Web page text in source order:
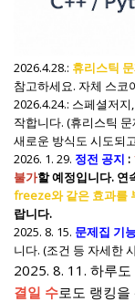
2026.4.28.: 휴리스틱
참고하세요. 자체 스코
2026.4.24.: 스페셜저
작합니다. (휴리스틱
새로운 방식도 시도되
2026. 1. 29. 정전 공지 :
불가할 예정입니다. 연
freeze와 같은 효과를
랍니다.
2025. 8. 15. 문제집 기
니다. (조건 등 자세한
2025. 8. 11. 하루
결일 수로도 랭킹을